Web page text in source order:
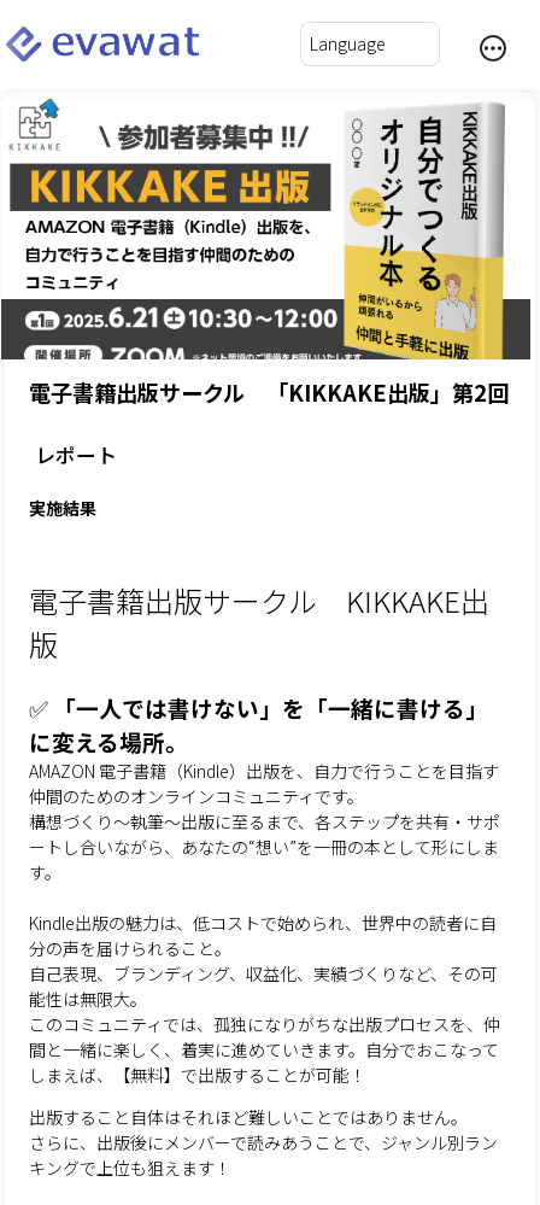
電子書籍出版サークル 「KIKKAKE出版」第2回
レポート
実施結果
電子書籍出版サークル KIKKAKE出
版
✅ 「一人では書けない」を「一緒に書ける」
に変える場所。
AMAZON 電子書籍（Kindle）出版を、自力で行うことを目指す
仲間のためのオンラインコミュニティです。
構想づくり～執筆～出版に至るまで、各ステップを共有・サポ
ートし合いながら、あなたの“想い”を一冊の本として形にしま
す。
Kindle出版の魅力は、低コストで始められ、世界中の読者に自
分の声を届けられること。
自己表現、ブランディング、収益化、実績づくりなど、その可
能性は無限大。
このコミュニティでは、孤独になりがちな出版プロセスを、仲
間と一緒に楽しく、着実に進めていきます。自分でおこなって
しまえば、【無料】で出版することが可能！
出版すること自体はそれほど難しいことではありません。
さらに、出版後にメンバーで読みあうことで、ジャンル別ラン
キングで上位も狙えます！